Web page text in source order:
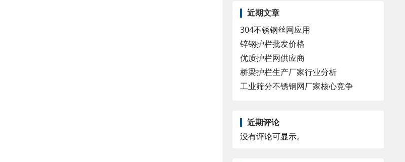
近期文章
304不锈钢丝网应用
锌钢护栏批发价格
优质护栏网供应商
桥梁护栏生产厂家行业分析
工业筛分不锈钢网厂家核心竞争
近期评论
没有评论可显示。